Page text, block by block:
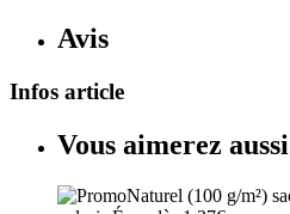
Avis
Infos article
Vous aimerez aussi